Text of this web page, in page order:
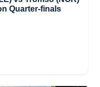
Quarter-finals